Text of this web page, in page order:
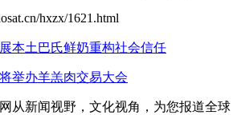
hxzx/1621.html
本土巴氏鲜奶重构社会信任
举办羊羔肉交易大会
从新闻视野，文化视角，为您报道全球